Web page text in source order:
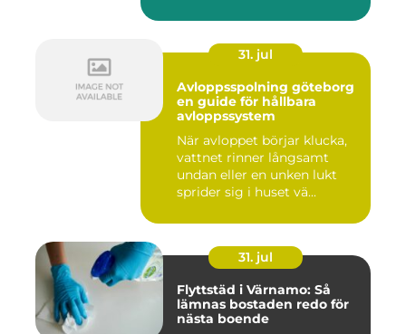
31. jul
Avloppsspolning göteborg
en guide för hållbara
avloppssystem
När avloppet börjar klucka,
vattnet rinner långsamt
undan eller en unken lukt
sprider sig i huset vä...
31. jul
Flyttstäd i Värnamo: Så
lämnas bostaden redo för
nästa boende